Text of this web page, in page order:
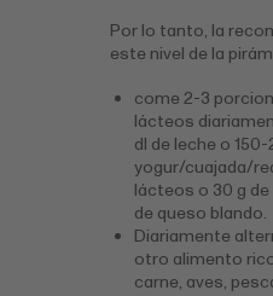
Por lo tanto, la
este nivel de la
come 2-3
lácteos
dl de leche o
yogur/cuajada/
lácteos o 30 g
de queso blando.
Diariamente
otro alimento
carne, aves,